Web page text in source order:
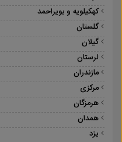
کهکیلویه و بویراحمد
گلستان
گیلان
لرستان
مازندران
مرکزی
هرمزگان
همدان
یزد